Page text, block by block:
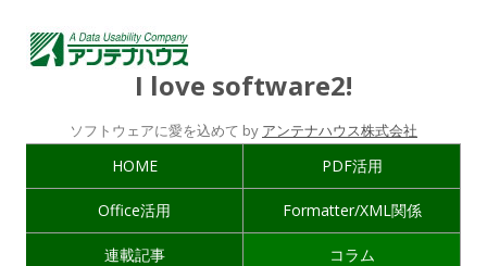
I love software2!
ソフトウェアに愛を込めて by アンテナハウス株式会社
HOME PDF活用
Office活用 Formatter/XML関係
連載記事 コラム